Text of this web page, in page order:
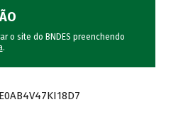
o site do BNDES preenchendo
.